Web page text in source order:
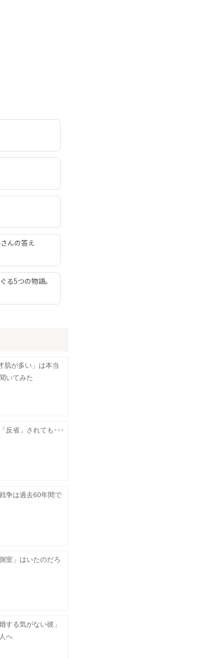
んの答え
る5つの物語。
肌が多い」は本当
いてみた
反省」されても･･･
争は過去60年間で
室」はいたのだろ
する気がない彼」
へ